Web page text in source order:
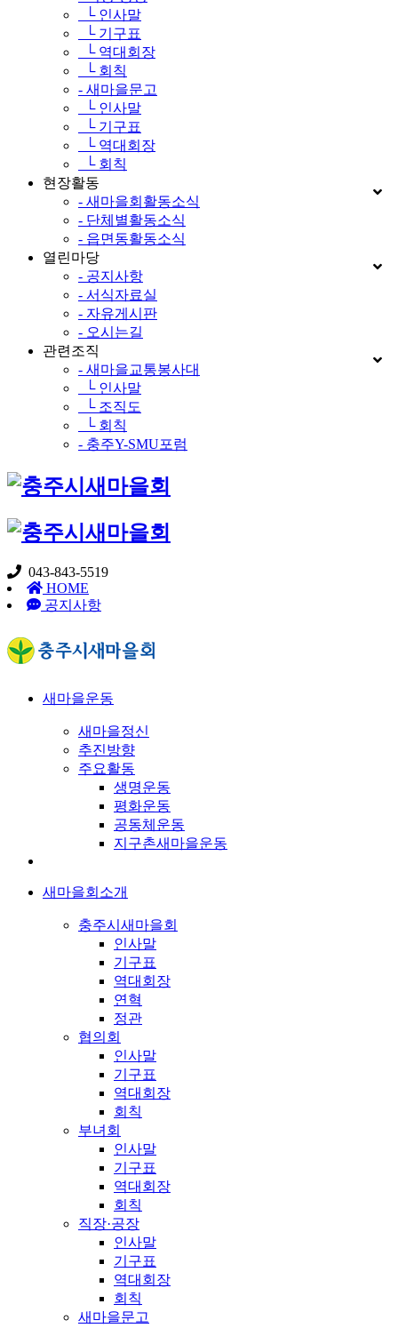
└ 인사말
└ 기구표
└ 역대회장
└ 회칙
- 새마을문고
└ 인사말
└ 기구표
└ 역대회장
└ 회칙
현장활동
- 새마을회활동소식
- 단체별활동소식
- 읍면동활동소식
열린마당
- 공지사항
- 서식자료실
- 자유게시판
- 오시는길
관련조직
- 새마을교통봉사대
└ 인사말
└ 조직도
└ 회칙
- 충주Y-SMU포럼
043-843-5519
HOME
공지사항
새마을운동
새마을정신
추진방향
주요활동
생명운동
평화운동
공동체운동
지구촌새마을운동
새마을회소개
충주시새마을회
인사말
기구표
역대회장
연혁
정관
협의회
인사말
기구표
역대회장
회칙
부녀회
인사말
기구표
역대회장
회칙
직장·공장
인사말
기구표
역대회장
회칙
새마을문고